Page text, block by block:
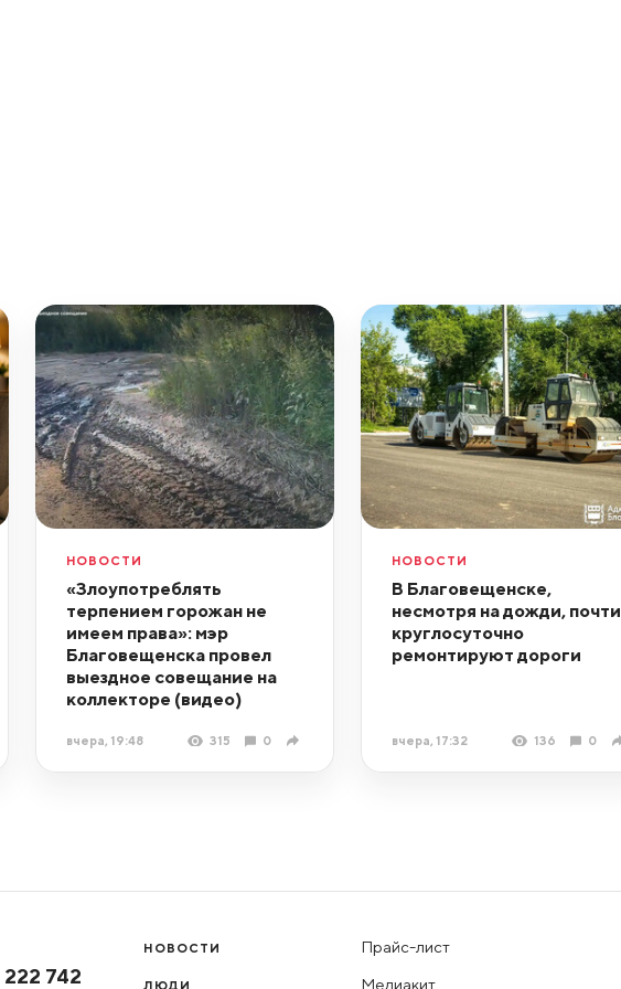
НОВОСТИ
«Злоупотреблять
терпением горожан не
имеем права»: мэр
Благовещенска провел
выездное совещание на
коллекторе (видео)
вчера, 19:48 315 0
НОВОСТИ
В Благовещенске,
несмотря на дожди, почти
круглосуточно
ремонтируют дороги
вчера, 17:32 136 0
222 742
НОВОСТИ
ЛЮДИ
Прайс-лист
Медиакит